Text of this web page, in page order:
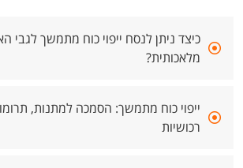
כיצד ניתן לנסח ייפוי כוח מתמשך לגבי
מלאכותית?
ייפוי כוח מתמשך: הסמכה למתנות,
רכושיות